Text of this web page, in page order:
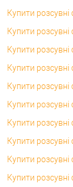
Купити
Купити
Купити
Купити розсувні
Купити розсувні
Купити розсувні
Купити розсувні
Купити
Купити розсувні
Купити